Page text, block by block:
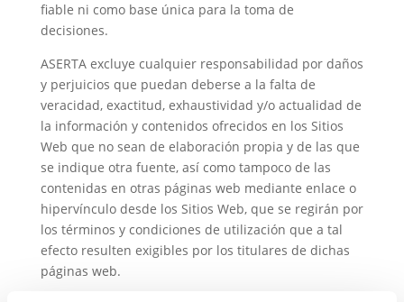
fiable ni como base única para la toma de
decisiones.
ASERTA excluye cualquier responsabilidad por daños
y perjuicios que puedan deberse a la falta de
veracidad, exactitud, exhaustividad y/o actualidad de
la información y contenidos ofrecidos en los Sitios
Web que no sean de elaboración propia y de las que
se indique otra fuente, así como tampoco de las
contenidas en otras páginas web mediante enlace o
hipervínculo desde los Sitios Web, que se regirán por
los términos y condiciones de utilización que a tal
efecto resulten exigibles por los titulares de dichas
páginas web.